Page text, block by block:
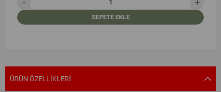
SEPETE EKLE
ÜRÜN ÖZELLIKLERI